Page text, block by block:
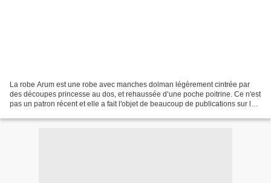
La robe Arum est une robe avec manches dolman légèrement cintrée par
des découpes princesse au dos, et rehaussée d’une poche poitrine. Ce n'est
pas un patron récent et elle a fait l'objet de beaucoup de publications sur les